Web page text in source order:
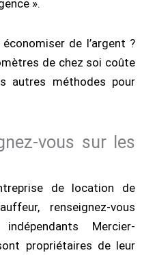
».
de l’argent ?
de chez soi coûte
autres méthodes pour
vous sur les
de location de
renseignez-vous
Mercier-
propriétaires de leur